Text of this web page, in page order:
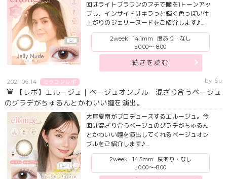
回はライトブラウンのフチで瞳を1トーンアッ
プし、インサイドはキラっと輝く色っぽい仕
上がりのジェリーヌードをご紹介します♪…
2week 14.1mm
度あり・なし
±0.00～-8.00
続きを読む
2021.06.14 カラコンレポ by Su
【レポ】エルージュ｜ベージュオンブル 混ざり合うベージュ
のグラデがちゅるんとかわいい瞳を演出。
大屋夏南がプロデュースするエルージュ。今
回は混ざり合うベージュのグラデがちゅるん
とかわいい瞳を演出してくれるベージュオン
ブルをご紹介します♪…
2week 14.5mm
度あり・なし
±0.00～-8.00